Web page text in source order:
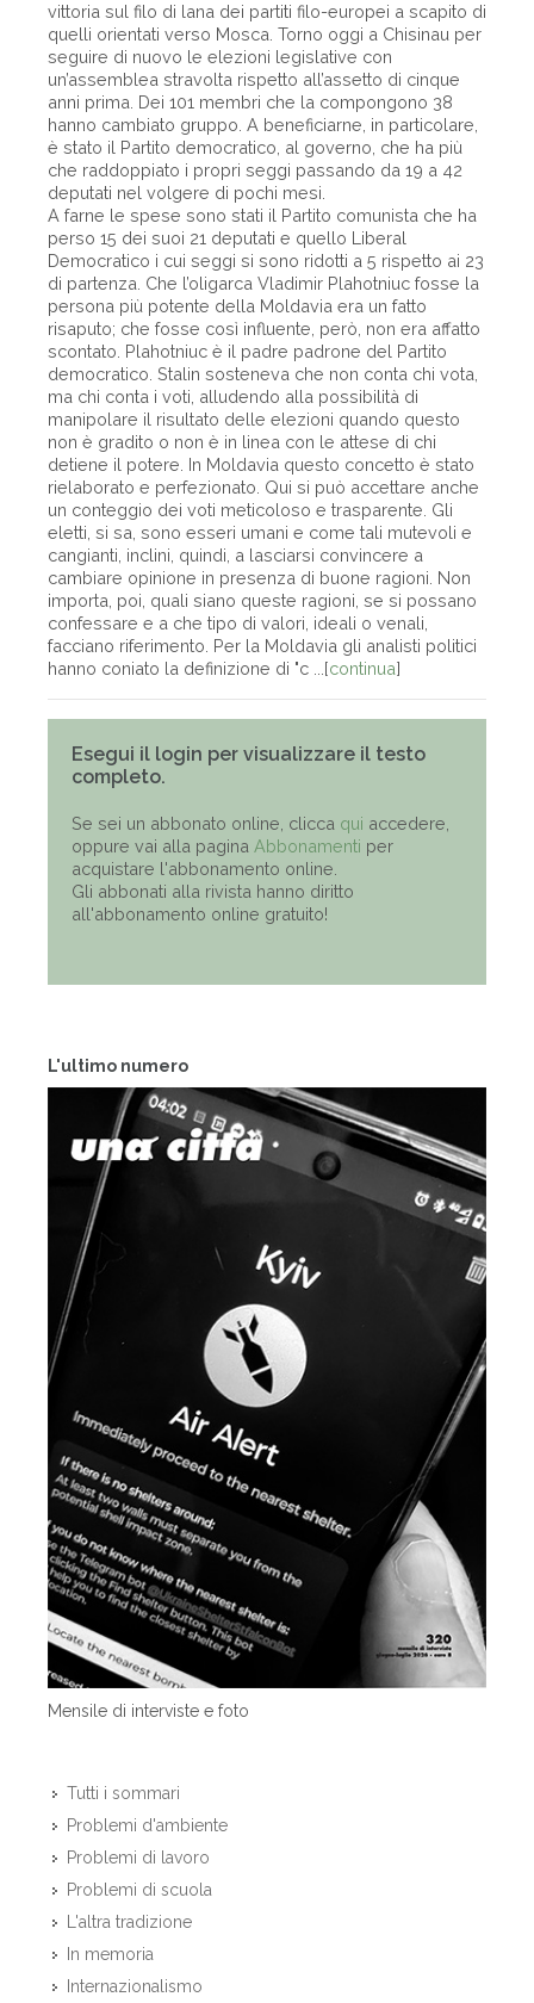
L'ultimo numero
Mensile di interviste e foto
Tutti i sommari
Problemi d'ambiente
Problemi di lavoro
Problemi di scuola
L'altra tradizione
In memoria
Internazionalismo
vittoria sul filo di lana dei partiti filo-europei a scapito di
quelli orientati verso Mosca. Torno oggi a Chisinau per
seguire di nuovo le elezioni legislative con
un’assemblea stravolta rispetto all’assetto di cinque
anni prima. Dei 101 membri che la compongono 38
hanno cambiato gruppo. A beneficiarne, in particolare,
è stato il Partito democratico, al governo, che ha più
che raddoppiato i propri seggi passando da 19 a 42
deputati nel volgere di pochi mesi.
A farne le spese sono stati il Partito comunista che ha
perso 15 dei suoi 21 deputati e quello Liberal
Democratico i cui seggi si sono ridotti a 5 rispetto ai 23
di partenza. Che l’oligarca Vladimir Plahotniuc fosse la
persona più potente della Moldavia era un fatto
risaputo; che fosse così influente, però, non era affatto
scontato. Plahotniuc è il padre padrone del Partito
democratico. Stalin sosteneva che non conta chi vota,
ma chi conta i voti, alludendo alla possibilità di
manipolare il risultato delle elezioni quando questo
non è gradito o non è in linea con le attese di chi
detiene il potere. In Moldavia questo concetto è stato
rielaborato e perfezionato. Qui si può accettare anche
un conteggio dei voti meticoloso e trasparente. Gli
eletti, si sa, sono esseri umani e come tali mutevoli e
cangianti, inclini, quindi, a lasciarsi convincere a
cambiare opinione in presenza di buone ragioni. Non
importa, poi, quali siano queste ragioni, se si possano
confessare e a che tipo di valori, ideali o venali,
facciano riferimento. Per la Moldavia gli analisti politici
hanno coniato la definizione di "c ...[continua]
Esegui il login per visualizzare il testo
completo.
Se sei un abbonato online, clicca qui accedere,
oppure vai alla pagina Abbonamenti per
acquistare l'abbonamento online.
Gli abbonati alla rivista hanno diritto
all'abbonamento online gratuito!